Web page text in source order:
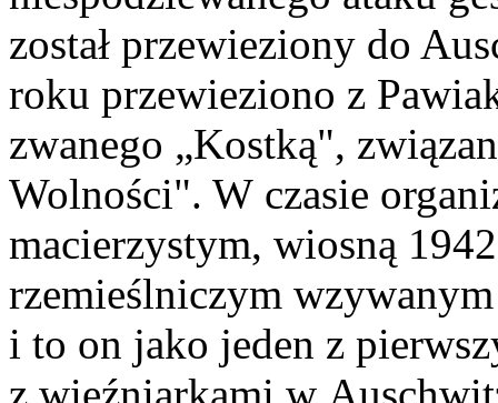
został przewieziony do
roku przewieziono z
zwanego „Kostką",
Wolności". W czasie
macierzystym, wiosną
rzemieślniczym
i to on jako jeden z